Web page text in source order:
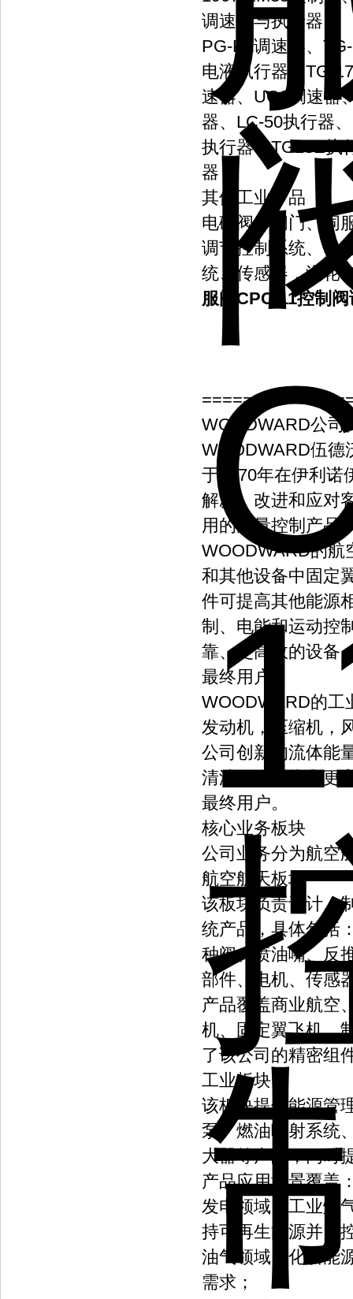
调速器与执行器
PG-PL调速器、
电液执行器、TG-
速器、UG9调速器
器、LC-50执行器
执行器、TG13E执
器
其他工业产品
电磁阀、阀门、伺
调节控制系统、电
统、传感器，涡轮
服阀CPC-11控制
WOODWARD公司
WOODWARD伍德
于1870年在伊利诺
解决、改进和应对
用的能量控制产品
WOODWARD的航
和其他设备中固定
件可提高其他能源
制、电能和运动控
靠、更高效的设备
最终用户。
WOODWARD的工
发动机，压缩机，
公司创新的流体能
清洁，更可靠和更
最终用户。
核心业务板块
公司业务分为‌航空
航空航天板块
该板块负责设计、
统产品，具体包括
种阀、喷油嘴、反
部件、电机、传感
产品覆盖商业航空
机、固定翼飞机、
了该公司的精密组
工业板块
该板块提供能源管
泵、燃油喷射系统
大器等产品，同时
产品应用场景覆盖
发电领域：工业燃
持可再生能源并网
油气领域：化石能
需求；